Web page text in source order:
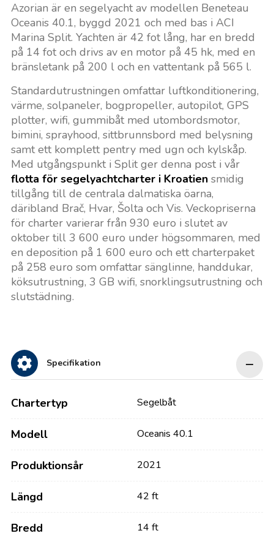
Azorian är en segelyacht av modellen Beneteau
Oceanis 40.1, byggd 2021 och med bas i ACI
Marina Split. Yachten är 42 fot lång, har en bredd
på 14 fot och drivs av en motor på 45 hk, med en
bränsletank på 200 l och en vattentank på 565 l.
Standardutrustningen omfattar luftkonditionering,
värme, solpaneler, bogpropeller, autopilot, GPS
plotter, wifi, gummibåt med utombordsmotor,
bimini, sprayhood, sittbrunnsbord med belysning
samt ett komplett pentry med ugn och kylskåp.
Med utgångspunkt i Split ger denna post i vår
flotta för segelyachtcharter i Kroatiensmidig
tillgång till de centrala dalmatiska öarna,
däribland Brač, Hvar, Šolta och Vis. Veckopriserna
för charter varierar från 930 euro i slutet av
oktober till 3 600 euro under högsommaren, med
en deposition på 1 600 euro och ett charterpaket
på 258 euro som omfattar sänglinne, handdukar,
köksutrustning, 3 GB wifi, snorklingsutrustning och
slutstädning.
Specifikation
Chartertyp Segelbåt
Modell Oceanis 40.1
Produktionsår 2021
Längd 42 ft
Bredd 14 ft